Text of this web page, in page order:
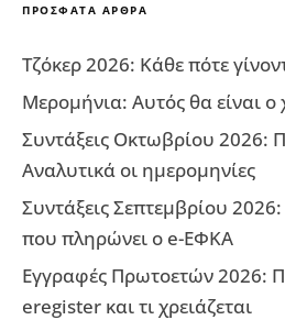
ΠΡΌΣΦΑΤΑ ΆΡΘΡΑ
Τζόκερ 2026: Κάθε πότε
Μερομήνια: Αυτός θα είναι
Συντάξεις Οκτωβρίου 2026:
Αναλυτικά οι ημερομηνίες
Συντάξεις Σεπτεμβρίου
που πληρώνει ο e-ΕΦΚΑ
Εγγραφές Πρωτοετών 2026:
eregister και τι χρειάζεται